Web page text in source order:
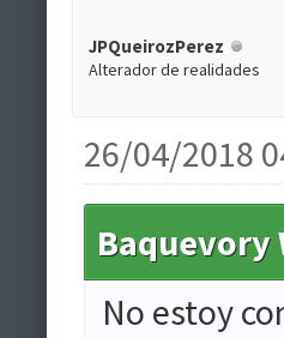
JPQueirozPerez
Alterador de realidades
26/04/2018
Baquevory
No estoy